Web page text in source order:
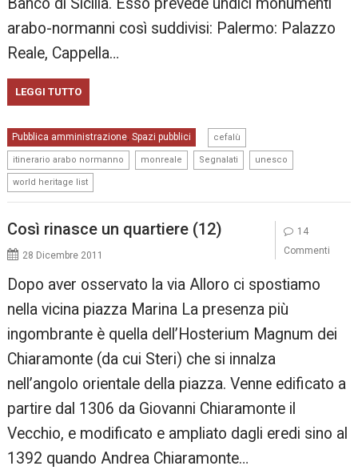
Banco di Sicilia. Esso prevede undici monumenti
arabo-normanni così suddivisi: Palermo: Palazzo
Reale, Cappella…
LEGGI TUTTO
Pubblica amministrazione,Spazi pubblici cefalù
itinerario arabo normanno monreale Segnalati unesco
world heritage list
Così rinasce un quartiere (12)
28 Dicembre 2011
Dopo aver osservato la via Alloro ci spostiamo
nella vicina piazza Marina La presenza più
ingombrante è quella dell’Hosterium Magnum dei
Chiaramonte (da cui Steri) che si innalza
nell’angolo orientale della piazza. Venne edificato a
partire dal 1306 da Giovanni Chiaramonte il
Vecchio, e modificato e ampliato dagli eredi sino al
1392 quando Andrea Chiaramonte…
14
Commenti